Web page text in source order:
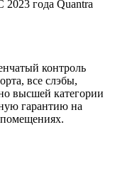
года Quantra
контроль
все слэбы,
высшей категории
гарантию на